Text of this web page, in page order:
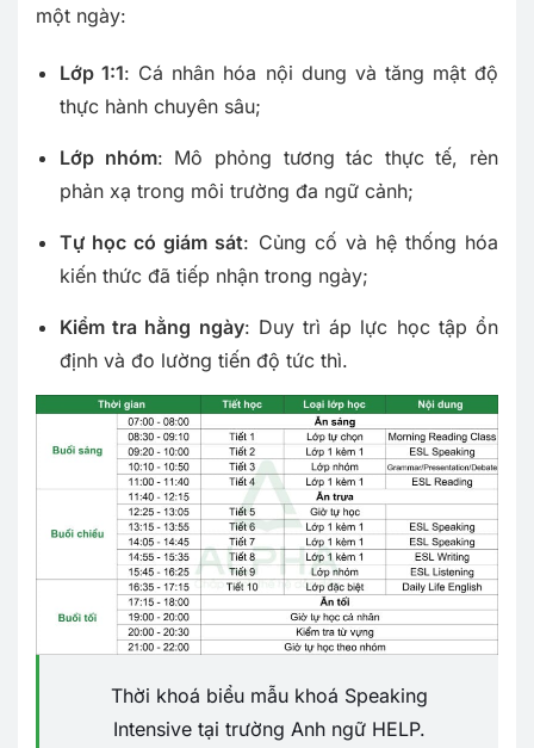
một ngày:
Lớp 1:1: Cá nhân hóa nội dung và tăng mật độ
thực hành chuyên sâu;
Lớp nhóm: Mô phỏng tương tác thực tế, rèn
phản xạ trong môi trường đa ngữ cảnh;
Tự học có giám sát: Củng cố và hệ thống hóa
kiến thức đã tiếp nhận trong ngày;
Kiểm tra hằng ngày: Duy trì áp lực học tập ổn
định và đo lường tiến độ tức thì.
Thời khoá biểu mẫu khoá Speaking
Intensive tại trường Anh ngữ HELP.